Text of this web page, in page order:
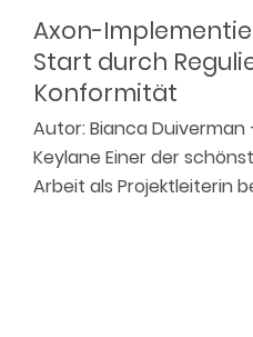
Axon-
Start durch
Konformität
Autor: Bianca Duiverman
Keylane Einer der
Arbeit als Projektleiterin